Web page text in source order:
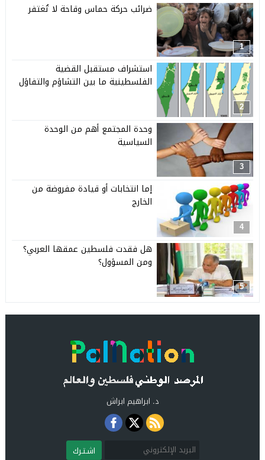
1
ضرائب حركة حماس وقاحة لا تُغتفر
2
استشراف مستقبل القضية
الفلسطينية ما بين التشاؤم والتفاؤل
3
وحدة المجتمع أهم من الوحدة
السياسية
4
إما انتخابات أو قيادة مفروضة من
الخارج
5
هل فقدت فلسطين عمقها العربي؟
ومن المسؤول؟
د. ابراهيم ابراش
اشـتـرك